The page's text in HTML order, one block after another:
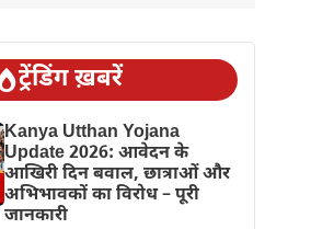
ट्रेंडिंग ख़बरें
Kanya Utthan Yojana
Update 2026: आवेदन के
आखिरी दिन बवाल, छात्राओं और
अभिभावकों का विरोध – पूरी
जानकारी